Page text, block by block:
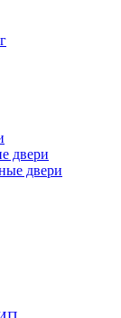
двери
двери